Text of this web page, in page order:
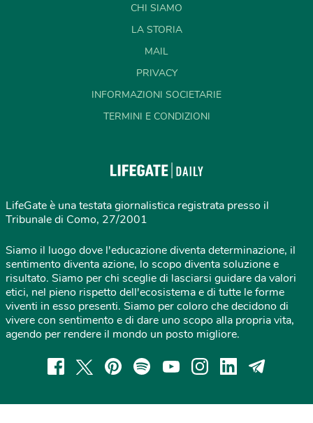
CHI SIAMO
LA STORIA
MAIL
PRIVACY
INFORMAZIONI SOCIETARIE
TERMINI E CONDIZIONI
LifeGate è una testata giornalistica registrata presso il
Tribunale di Como, 27/2001
Siamo il luogo dove l'educazione diventa determinazione, il
sentimento diventa azione, lo scopo diventa soluzione e
risultato. Siamo per chi sceglie di lasciarsi guidare da valori
etici, nel pieno rispetto dell'ecosistema e di tutte le forme
viventi in esso presenti. Siamo per coloro che decidono di
vivere con sentimento e di dare uno scopo alla propria vita,
agendo per rendere il mondo un posto migliore.